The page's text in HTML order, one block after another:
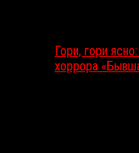
Гори, гори
хоррора